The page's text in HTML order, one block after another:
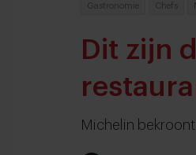
Gastronomie Chefs
Dit zijn
Michelin